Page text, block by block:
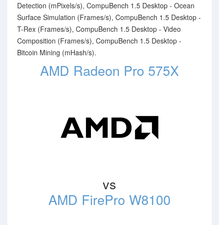
Detection (mPixels/s), CompuBench 1.5 Desktop - Ocean
Surface Simulation (Frames/s), CompuBench 1.5 Desktop -
T-Rex (Frames/s), CompuBench 1.5 Desktop - Video
Composition (Frames/s), CompuBench 1.5 Desktop -
Bitcoin Mining (mHash/s).
AMD Radeon Pro 575X
vs
AMD FirePro W8100